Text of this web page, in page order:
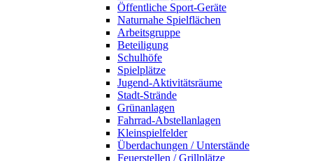
Öffentliche Sport-Geräte
Naturnahe Spielflächen
Arbeitsgruppe
Beteiligung
Schulhöfe
Spielplätze
Jugend-Aktivitätsräume
Stadt-Strände
Grünanlagen
Fahrrad-Abstellanlagen
Kleinspielfelder
Überdachungen / Unterstände
Feuerstellen / Grillplätze